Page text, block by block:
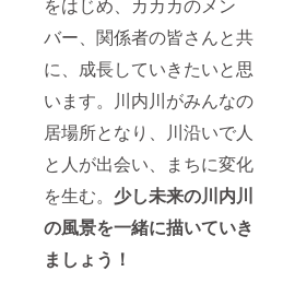
バー、関係者の皆さんと共
に、成長していきたいと思
います。川内川がみんなの
居場所となり、川沿いで人
と人が出会い、まちに変化
を生む。 少し未来の川内川
の風景を一緒に描いていき
ましょう！